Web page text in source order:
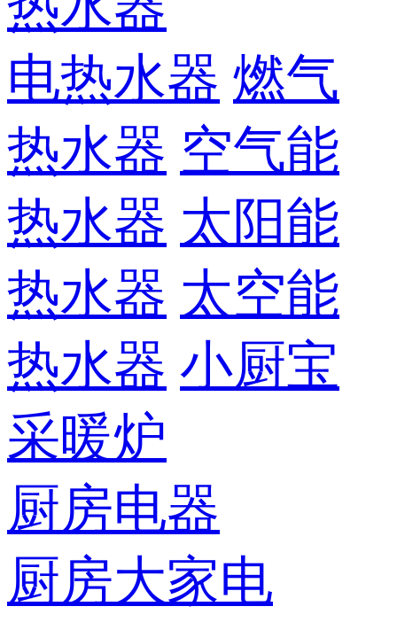
电热水器 燃气
热水器 空气能
热水器 太阳能
热水器 太空能
热水器 小厨宝
采暖炉
厨房电器
厨房大家电